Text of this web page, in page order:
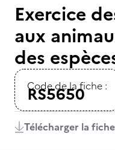
Exercice
aux
des
Code de la fiche :
RS5650
Télécharger la fiche